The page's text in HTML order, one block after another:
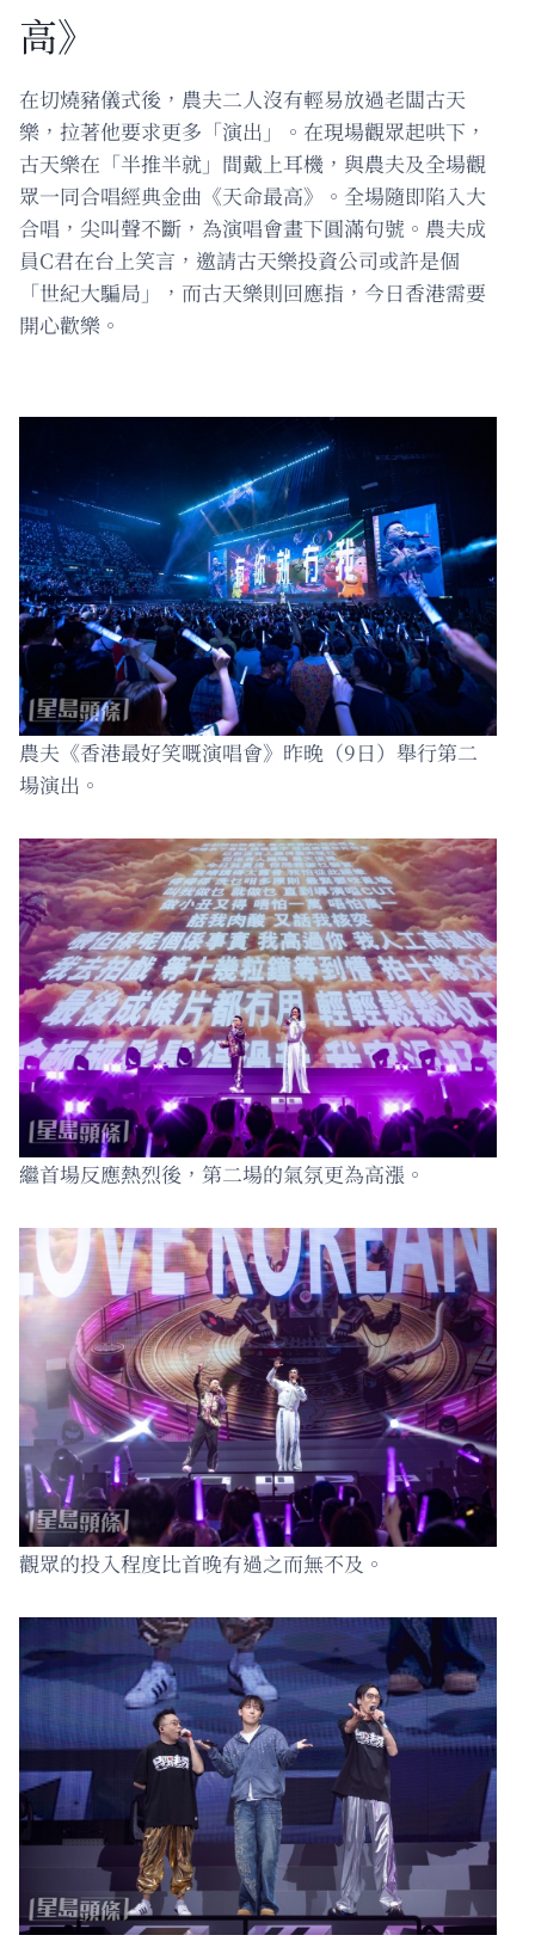
高》
在切燒豬儀式後，農夫二人沒有輕易放過老闆古天
樂，拉著他要求更多「演出」。在現場觀眾起哄下，
古天樂在「半推半就」間戴上耳機，與農夫及全場觀
眾一同合唱經典金曲《天命最高》。全場隨即陷入大
合唱，尖叫聲不斷，為演唱會畫下圓滿句號。農夫成
員C君在台上笑言，邀請古天樂投資公司或許是個
「世紀大騙局」，而古天樂則回應指，今日香港需要
開心歡樂。
農夫《香港最好笑嘅演唱會》昨晚（9日）舉行第二
場演出。
繼首場反應熱烈後，第二場的氣氛更為高漲。
觀眾的投入程度比首晚有過之而無不及。